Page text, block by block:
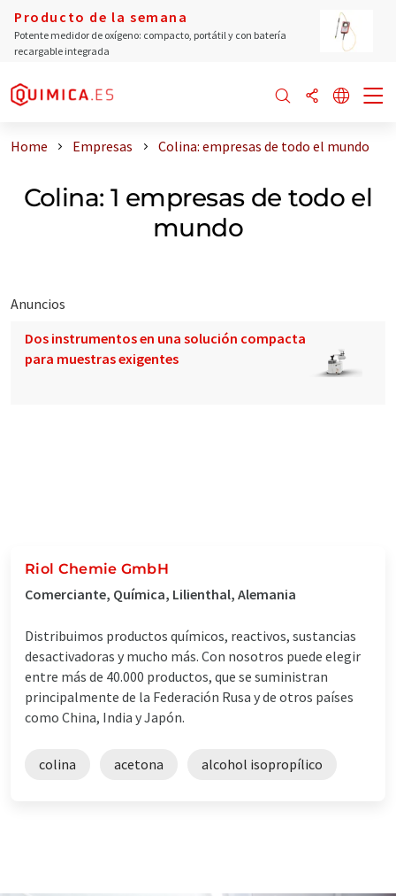
Producto de la semana
Potente medidor de oxígeno: compacto, portátil y con batería
recargable integrada
Home Empresas Colina: empresas de todo el mundo
Colina: 1 empresas de todo el
mundo
Anuncios
Dos instrumentos en una solución compacta
para muestras exigentes
Riol Chemie GmbH
Comerciante, Química, Lilienthal, Alemania
Distribuimos productos químicos, reactivos, sustancias
desactivadoras y mucho más. Con nosotros puede elegir
entre más de 40.000 productos, que se suministran
principalmente de la Federación Rusa y de otros países
como China, India y Japón.
colina acetona alcohol isopropílico